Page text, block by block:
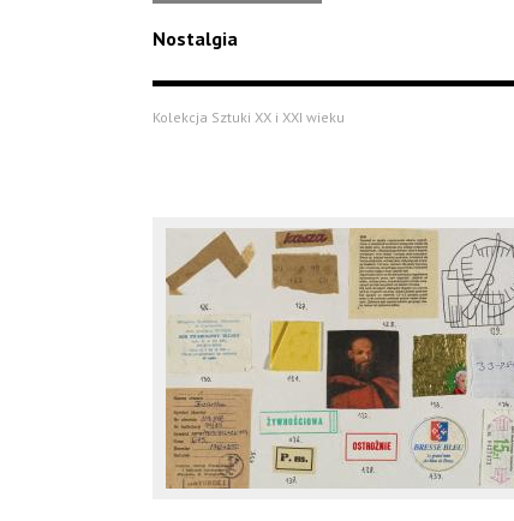
Nostalgia
Kolekcja Sztuki XX i XXI wieku